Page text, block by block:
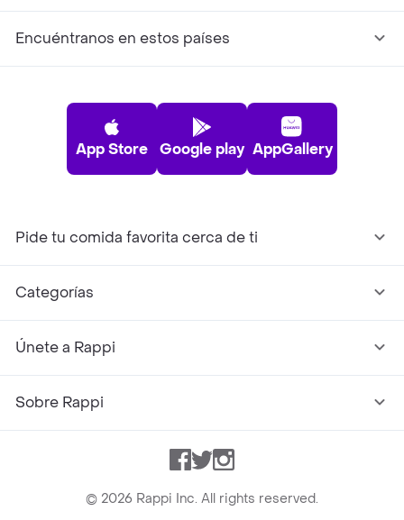
Encuéntranos en estos países
App Store Google play AppGallery
Pide tu comida favorita cerca de ti
Categorías
Únete a Rappi
Sobre Rappi
Facebook
TwitterInstagram
© 2026 Rappi Inc. All rights reserved.